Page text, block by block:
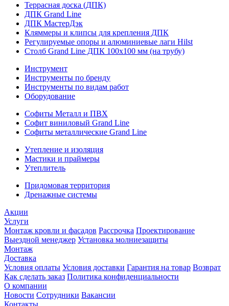
Террасная доска (ДПК)
ДПК Grand Line
ДПК МастерДэк
Кляммеры и клипсы для крепления ДПК
Регулируемые опоры и алюминиевые лаги Hilst
Столб Grand Line ДПК 100х100 мм (на трубу)
Инструмент
Инструменты по бренду
Инструменты по видам работ
Оборудование
Софиты Металл и ПВХ
Софит виниловый Grand Line
Софиты металлические Grand Line
Утепление и изоляция
Мастики и праймеры
Утеплитель
Придомовая территория
Дренажные системы
Акции
Услуги
Монтаж кровли и фасадов Рассрочка Проектирование
Выездной менеджер Установка молниезащиты
Монтаж
Доставка
Условия оплаты Условия доставки Гарантия на товар Возврат
Как сделать заказ Политика конфиденциальности
О компании
Новости Сотрудники Вакансии
Контакты